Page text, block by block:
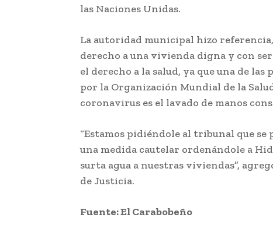
las Naciones Unidas.
La autoridad municipal hizo referencia,
derecho a una vivienda digna y con
el derecho a la salud, ya que una de
por la Organización Mundial de la
coronavirus es el lavado de manos
“Estamos pidiéndole al tribunal que
una medida cautelar ordenándole a
surta agua a nuestras viviendas”,
de Justicia.
Fuente: El Carabobeño